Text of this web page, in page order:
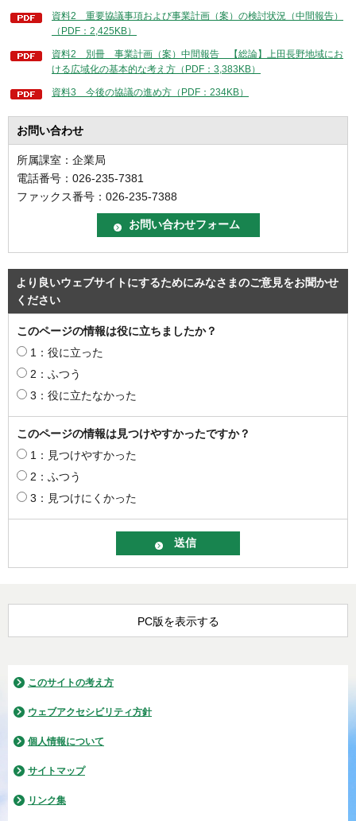
資料2 重要協議事項および事業計画（案）の検討状況（中間報告）
（PDF：2,425KB）
資料2 別冊 事業計画（案）中間報告 【総論】上田長野地域にお
ける広域化の基本的な考え方（PDF：3,383KB）
資料3 今後の協議の進め方（PDF：234KB）
お問い合わせ
所属課室：企業局
電話番号：026-235-7381
ファックス番号：026-235-7388
より良いウェブサイトにするためにみなさまのご意見をお聞かせ
ください
このページの情報は役に立ちましたか？
1：役に立った
2：ふつう
3：役に立たなかった
このページの情報は見つけやすかったですか？
1：見つけやすかった
2：ふつう
3：見つけにくかった
PC版を表示する
このサイトの考え方
ウェブアクセシビリティ方針
個人情報について
サイトマップ
リンク集